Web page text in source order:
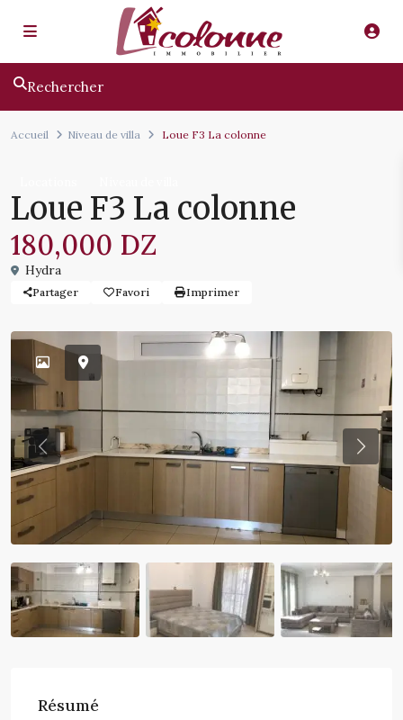
Rechercher
Accueil Niveau de villa Loue F3 La colonne
Loue F3 La colonne
180,000 DZ
Hydra
Partager Favori Imprimer
Previous
Résumé